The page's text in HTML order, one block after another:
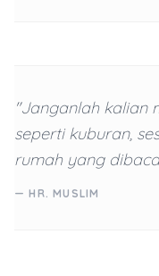
"Janganlah kalian
seperti kuburan,
rumah yang
— HR. MUSLIM